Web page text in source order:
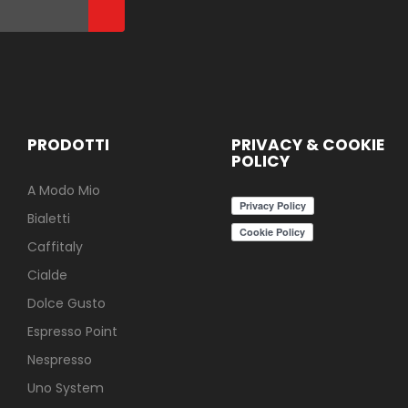
PRODOTTI
A Modo Mio
Bialetti
Caffitaly
Cialde
Dolce Gusto
Espresso Point
Nespresso
Uno System
PRIVACY & COOKIE
POLICY